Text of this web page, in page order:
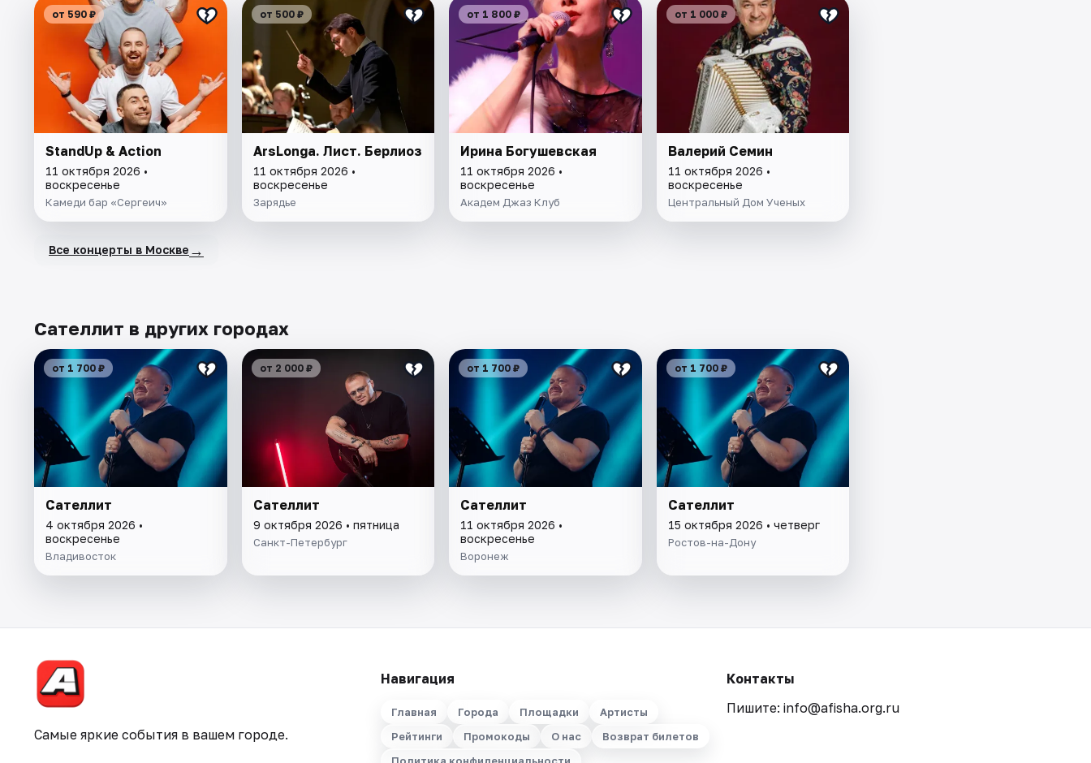
от 590 ₽
StandUp & Action
11 октября 2026 •
воскресенье
Камеди бар «Сергеич»
от 500 ₽
ArsLonga. Лист. Берлиоз
11 октября 2026 •
воскресенье
Зарядье
от 1 800 ₽
Ирина Богушевская
11 октября 2026 •
воскресенье
Академ Джаз Клуб
от 1 000 ₽
Валерий Семин
11 октября 2026 •
воскресенье
Центральный Дом Ученых
Все концерты в Москве →
Сателлит в других городах
от 1 700 ₽
Сателлит
4 октября 2026 •
воскресенье
Владивосток
от 2 000 ₽
Сателлит
9 октября 2026 • пятница
Санкт-Петербург
от 1 700 ₽
Сателлит
11 октября 2026 •
воскресенье
Воронеж
от 1 700 ₽
Сателлит
15 октября 2026 • четверг
Ростов-на-Дону
Самые яркие события в вашем городе.
Навигация
Главная Города Площадки
Артисты
Рейтинги
Промокоды О нас
Возврат билетов
Контакты
Пишите: info@afisha.org.ru